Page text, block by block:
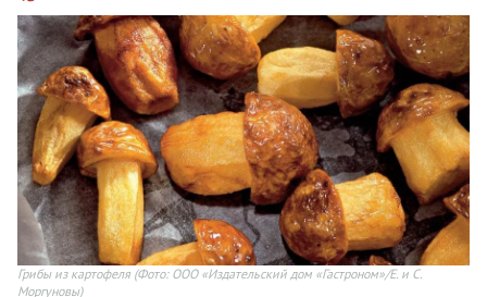
Грибы из картофеля (Фото: ООО «Издательский дом «Гастроном»/Е. и С.
Моргуновы)